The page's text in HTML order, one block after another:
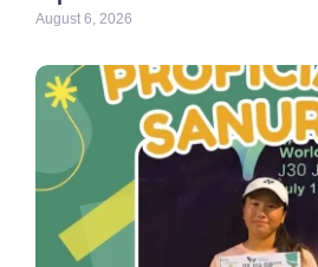
August 6, 2026